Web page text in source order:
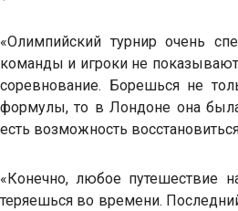
«Олимпийский турнир очень
команды и игроки не
соревнование. Борешься не
формулы, то в Лондоне она
есть возможность
«Конечно, любое путешествие
теряешься во времени.